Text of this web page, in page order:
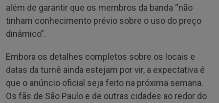
além de garantir que os membros da banda “não
tinham conhecimento prévio sobre o uso do preço
dinâmico”.
Embora os detalhes completos sobre os locais e
datas da turnê ainda estejam por vir, a expectativa é
que o anúncio oficial seja feito na próxima semana.
Os fãs de São Paulo e de outras cidades ao redor do